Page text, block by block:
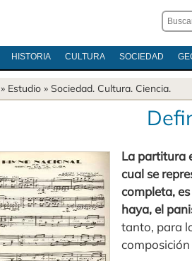
HISTORIA CULTURA SOCIEDAD
» Estudio » Sociedad. Cultura. Ciencia.
La partitura
cual se
completa,
haya, el
tanto, para